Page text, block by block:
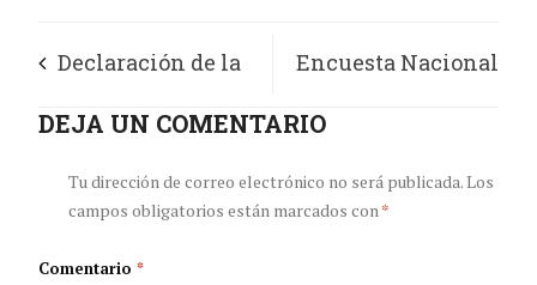
Declaración de la
academia nacional
de medicina
Encuesta Nacional
de Situación Laboral
para Profesionales
DEJA UN COMENTARIO
Tu dirección de correo electrónico no será publicada.Los
campos obligatorios están marcados con *
Comentario*